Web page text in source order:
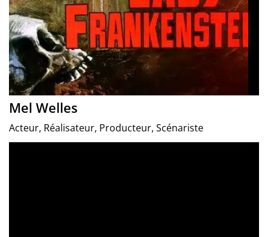
Mel Welles
Acteur, Réalisateur, Producteur, Scénariste